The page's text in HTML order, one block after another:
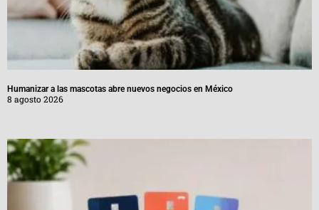
Humanizar a las mascotas abre nuevos negocios en México
8 agosto 2026